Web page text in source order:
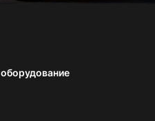
оборудование